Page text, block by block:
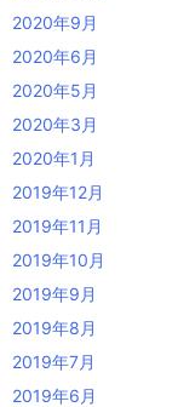
2020年9月
2020年6月
2020年5月
2020年3月
2020年1月
2019年12月
2019年11月
2019年10月
2019年9月
2019年8月
2019年7月
2019年6月